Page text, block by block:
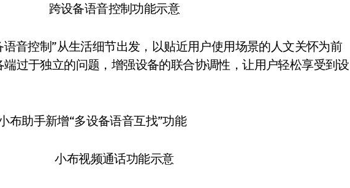
跨设备语音控制功能示意
控制”从生活细节出发，以贴近用户使用场景的人文关怀为前
过于独立的问题，增强设备的联合协调性，让用户轻松享受到设
小布视频通话功能示意